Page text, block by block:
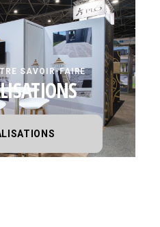
SAVOIR-FAIRE